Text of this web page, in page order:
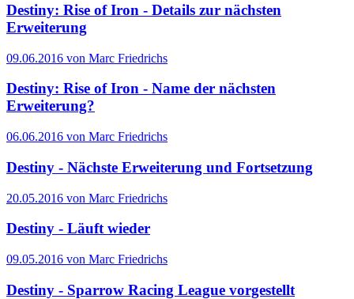
Destiny: Rise of Iron - Details zur nächsten
Erweiterung
09.06.2016 von Marc Friedrichs
Destiny: Rise of Iron - Name der nächsten
Erweiterung?
06.06.2016 von Marc Friedrichs
Destiny - Nächste Erweiterung und Fortsetzung
20.05.2016 von Marc Friedrichs
Destiny - Läuft wieder
09.05.2016 von Marc Friedrichs
Destiny - Sparrow Racing League vorgestellt